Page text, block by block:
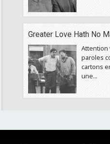
Greater Love Hath No
Attention
paroles
cartons
une...